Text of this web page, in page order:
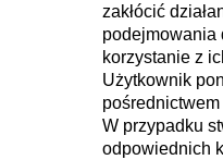
zakłócić
podejmowania
korzystanie z
Użytkownik
W przypadku
odpowiednich